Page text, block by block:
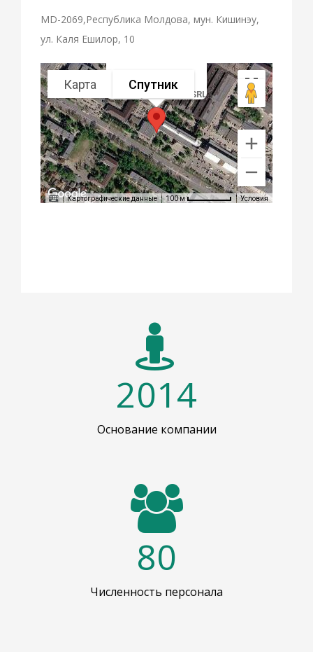
MD-2069,Республика Mолдова, мун. Кишинэу,
ул. Каля Ешилор, 10
O.P.P. „CHESTOR” SRL
Карта Спутник
Картографические данные 100 м Условия
2014
Основание компании
80
Численность персонала